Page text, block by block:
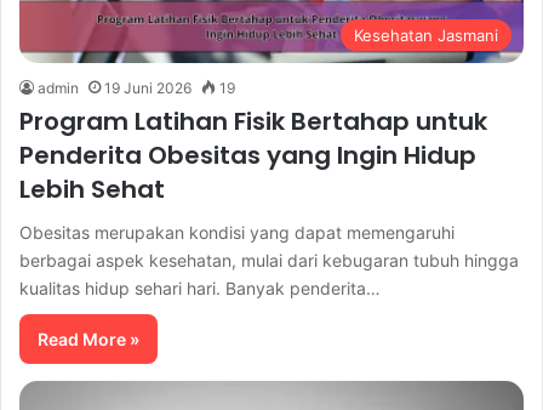
Kesehatan Jasmani
admin 19 Juni 2026 19
Program Latihan Fisik Bertahap untuk
Penderita Obesitas yang Ingin Hidup
Lebih Sehat
Obesitas merupakan kondisi yang dapat memengaruhi
berbagai aspek kesehatan, mulai dari kebugaran tubuh hingga
kualitas hidup sehari hari. Banyak penderita…
Read More »